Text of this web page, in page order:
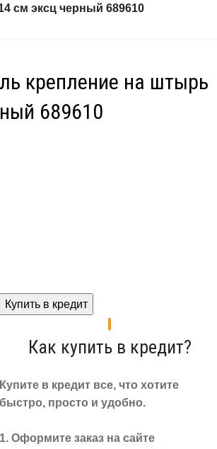
см эксц черный 689610
крепление на штырь
689610
Купить в кредит
Как купить в кредит?
Купите в кредит все, что хотите
быстро, просто и удобно.
1. Оформите заказ на сайте